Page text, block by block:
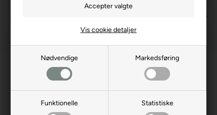
Nødvendige Markedsføring
Funktionelle Statistiske
Vis cookie detaljer